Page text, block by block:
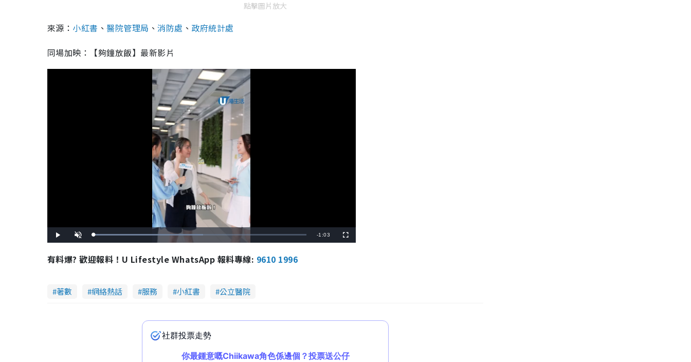
點擊圖片放大
來源： 小紅書 、醫院管理局 、消防處 、 政府統計處
同場加映：【夠鐘放飯】最新影片
l
n
t
e
L
o
e
d
4
3
R
g
-1:03
u
有料爆? 歡迎報料！U Lifestyle WhatsApp 報料專線: 9610 1996
著數 網絡熱話 服務 小紅書 公立醫院